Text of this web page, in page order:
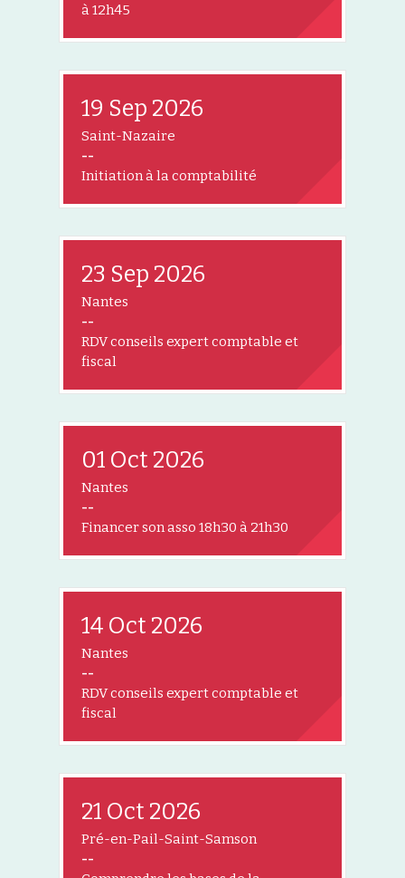
à 12h45
19 Sep 2026
Saint-Nazaire
--
Initiation à la comptabilité
23 Sep 2026
Nantes
--
RDV conseils expert comptable et
fiscal
01 Oct 2026
Nantes
--
Financer son asso 18h30 à 21h30
14 Oct 2026
Nantes
--
RDV conseils expert comptable et
fiscal
21 Oct 2026
Pré-en-Pail-Saint-Samson
--